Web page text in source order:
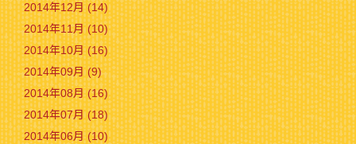
2014年12月 (14)
2014年11月 (10)
2014年10月 (16)
2014年09月 (9)
2014年08月 (16)
2014年07月 (18)
2014年06月 (10)